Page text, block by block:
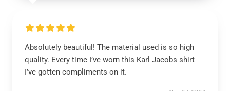
Absolutely beautiful! The material used is so high
quality. Every time I’ve worn this Karl Jacobs shirt
I’ve gotten compliments on it.